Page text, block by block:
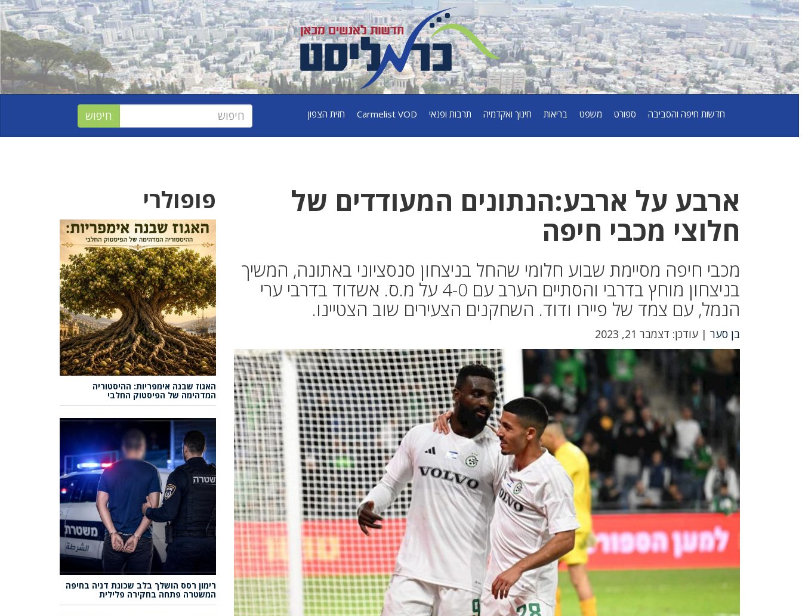
חדשות חיפה והסביבה ספורט משפט בריאות חינוך ואקדמיה תרבות ופנאי Carmelist VOD חזית הצפון
ארבע על ארבע:הנתונים המעודדים של
חלוצי מכבי חיפה
מכבי חיפה מסיימת שבוע חלומי שהחל בניצחון סנסציוני באתונה, המשיך
בניצחון מוחץ בדרבי והסתיים הערב עם 4-0 על מ.ס. אשדוד בדרבי ערי
הנמל, עם צמד של פיירו ודוד. השחקנים הצעירים שוב הצטיינו.
בן סער | עודכן: דצמבר 21, 2023
פופולרי
האגוז שבנה אימפריות: ההיסטוריה
המדהימה של הפיסטוק החלבי
רימון רסס הושלך בלב שכונת דניה בחיפה
המשטרה פתחה בחקירה פלילית